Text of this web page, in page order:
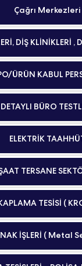
Çağrı Merkezleri
DİŞ KLİNİKLERİ ,
ÜRÜN KABUL
DETAYLI BÜRO
ELEKTRİK
TERSANE
TESİSİ (
İŞLERİ ( Metal